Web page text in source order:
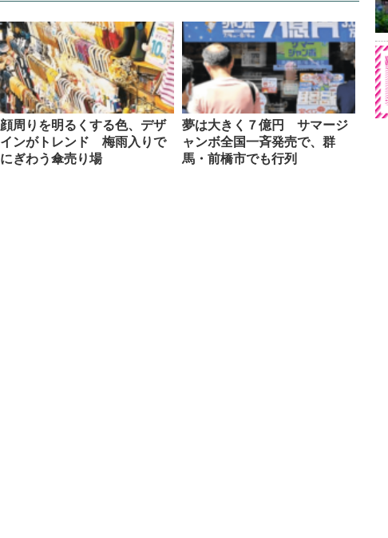
顔周りを明るくする色、デザ
インがトレンド 梅雨入りで
にぎわう傘売り場
夢は大きく７億円 サマージ
ャンボ全国一斉発売で、群
馬・前橋市でも行列